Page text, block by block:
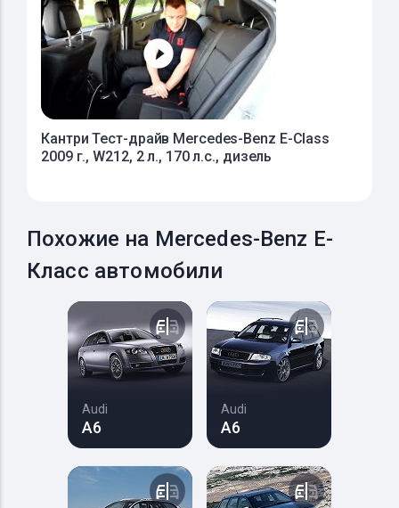
Кантри Тест-драйв Mercedes-Benz E-Class
2009 г., W212, 2 л., 170 л.с., дизель
Похожие на Mercedes-Benz E-
Класс автомобили
Audi
A6
Audi
A6